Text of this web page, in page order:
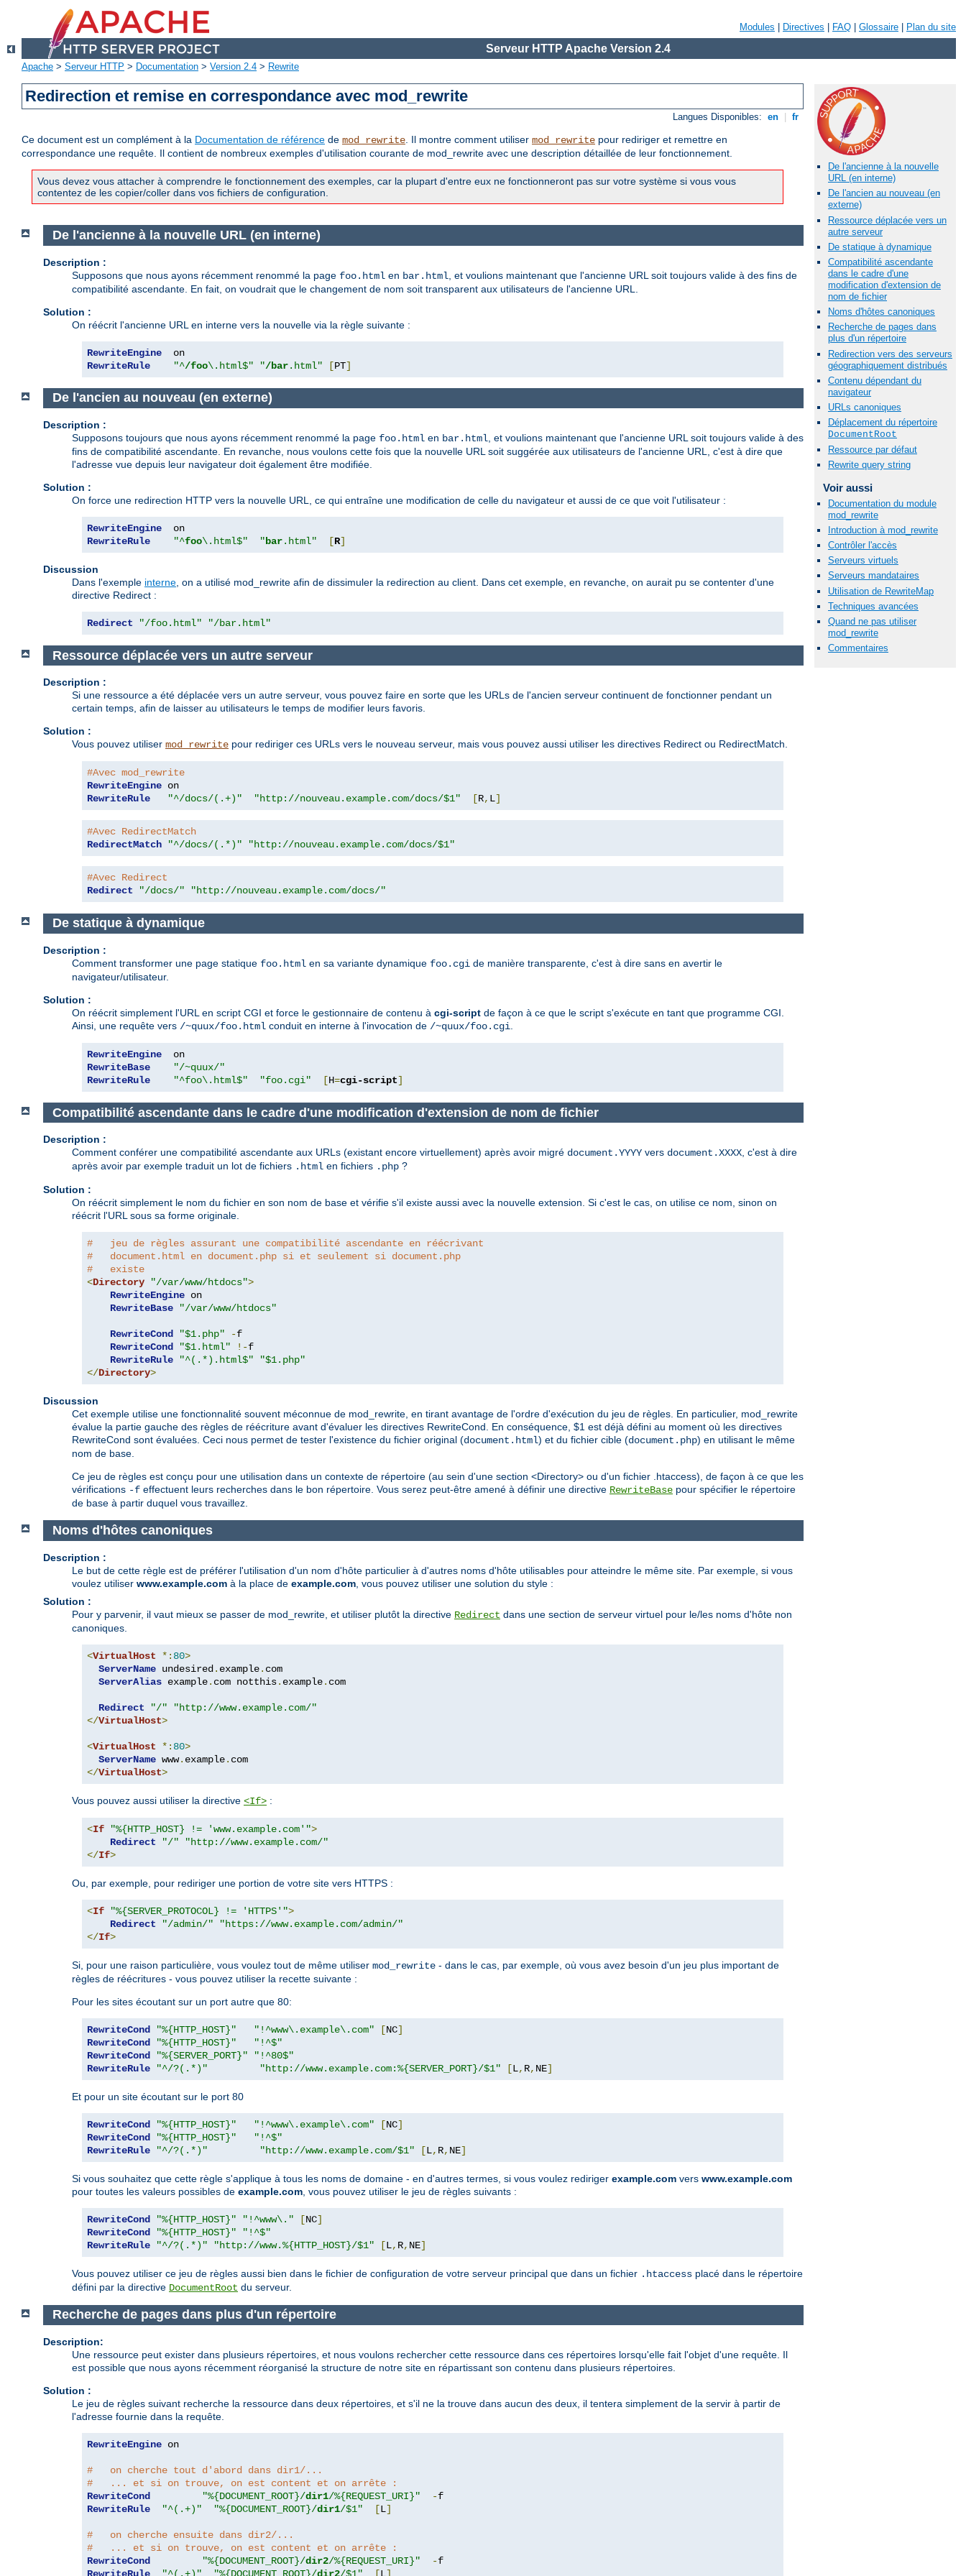
Modules Directives FAQ Glossaire Plan du site
Serveur HTTP Apache Version 2.4
Apache > Serveur HTTP > Documentation > Version 2.4 > Rewrite
Redirection et remise en correspondance avec mod_rewrite
Langues Disponibles: en fr
Ce document est un complément à la Documentation de référence de mod_rewrite. Il montre comment utiliser mod_rewrite pour rediriger et remettre en
correspondance une requête. Il contient de nombreux exemples d'utilisation courante de mod_rewrite avec une description détaillée de leur fonctionnement.
Vous devez vous attacher à comprendre le fonctionnement des exemples, car la plupart d'entre eux ne fonctionneront pas sur votre système si vous vous
contentez de les copier/coller dans vos fichiers de configuration.
De l'ancienne à la nouvelle
URL (en interne)
De l'ancien au nouveau (en
externe)
Ressource déplacée vers un
autre serveur
De statique à dynamique
Compatibilité ascendante
dans le cadre d'une
modification d'extension de
nom de fichier
Noms d'hôtes canoniques
Recherche de pages dans
plus d'un répertoire
Redirection vers des serveurs
géographiquement distribués
Contenu dépendant du
navigateur
URLs canoniques
Déplacement du répertoire
DocumentRoot
Ressource par défaut
Rewrite query string
Voir aussi
Documentation du module
mod_rewrite
Introduction à mod_rewrite
Contrôler l'accès
Serveurs virtuels
Serveurs mandataires
Utilisation de RewriteMap
Techniques avancées
Quand ne pas utiliser
mod_rewrite
Commentaires
De l'ancienne à la nouvelle URL (en interne)
Description :
Supposons que nous ayons récemment renommé la page foo.html en bar.html , et voulions maintenant que l'ancienne URL soit toujours valide à des fins de
compatibilité ascendante. En fait, on voudrait que le changement de nom soit transparent aux utilisateurs de l'ancienne URL.
Solution :
On réécrit l'ancienne URL en interne vers la nouvelle via la règle suivante :
RewriteEngine
RewriteRule
"^/foo\.html$" "/bar.html" [PT]
De l'ancien au nouveau (en externe)
Description :
Supposons toujours que nous ayons récemment renommé la page foo.html en bar.html , et voulions maintenant que l'ancienne URL soit toujours valide à des
fins de compatibilité ascendante. En revanche, nous voulons cette fois que la nouvelle URL soit suggérée aux utilisateurs de l'ancienne URL, c'est à dire que
l'adresse vue depuis leur navigateur doit également être modifiée.
Solution :
On force une redirection HTTP vers la nouvelle URL, ce qui entraîne une modification de celle du navigateur et aussi de ce que voit l'utilisateur :
RewriteEngine
RewriteRule
"^foo\.html$" "bar.html" [R]
Discussion
Dans l'exemple interne , on a utilisé mod_rewrite afin de dissimuler la redirection au client. Dans cet exemple, en revanche, on aurait pu se contenter d'une
directive Redirect :
Redirect "/foo.html" "/bar.html"
Ressource déplacée vers un autre serveur
Description :
Si une ressource a été déplacée vers un autre serveur, vous pouvez faire en sorte que les URLs de l'ancien serveur continuent de fonctionner pendant un
certain temps, afin de laisser au utilisateurs le temps de modifier leurs favoris.
Solution :
Vous pouvez utiliser mod_rewrite pour rediriger ces URLs vers le nouveau serveur, mais vous pouvez aussi utiliser les directives Redirect ou RedirectMatch.
#Avec mod_rewrite
RewriteEngine
RewriteRule
"^/docs/(.+)" "http://nouveau.example.com/docs/$1" [R, L]
#Avec RedirectMatch
RedirectMatch
"^/docs/(.*)" "http://nouveau.example.com/docs/$1"
#Avec Redirect
Redirect
"/docs/" "http://nouveau.example.com/docs/"
De statique à dynamique
Description :
Comment transformer une page statique foo.html en sa variante dynamique foo.cgi de manière transparente, c'est à dire sans en avertir le
navigateur/utilisateur.
Solution :
On réécrit simplement l'URL en script CGI et force le gestionnaire de contenu à cgi-script de façon à ce que le script s'exécute en tant que programme CGI.
Ainsi, une requête vers /~quux/foo.html conduit en interne à l'invocation de /~quux/foo.cgi
RewriteEngine
RewriteBase
"/~quux/"
RewriteRule
"^foo\.html$" "foo.cgi" [H=cgi-script]
Compatibilité ascendante dans le cadre d'une modification d'extension de nom de fichier
Description :
Comment conférer une compatibilité ascendante aux URLs (existant encore virtuellement) après avoir migré document.YYYY vers document.XXXX, c'est à dire
après avoir par exemple traduit un lot de fichiers .html en fichiers .php ?
Solution :
On réécrit simplement le nom du fichier en son nom de base et vérifie s'il existe aussi avec la nouvelle extension. Si c'est le cas, on utilise ce nom, sinon on
réécrit l'URL sous sa forme originale.
#   jeu de règles assurant une compatibilité ascendante en réécrivant
#   document.html en document.php si et seulement si document.php
#   existe
<Directory "/var/www/htdocs">
RewriteEngine on
RewriteBase
"/var/www/htdocs"
RewriteCond "$1.php" -f
RewriteCond
"$1.html" !-f
RewriteRule
"^(.*).html$"
"$1.php"
</Directory>
Discussion
Cet exemple utilise une fonctionnalité souvent méconnue de mod_rewrite, en tirant avantage de l'ordre d'exécution du jeu de règles. En particulier, mod_rewrite
évalue la partie gauche des règles de réécriture avant d'évaluer les directives RewriteCond. En conséquence, $1 est déjà défini au moment où les directives
RewriteCond sont évaluées. Ceci nous permet de tester l'existence du fichier original (document.html) et du fichier cible (document.php) en utilisant le même
nom de base.
Ce jeu de règles est conçu pour une utilisation dans un contexte de répertoire (au sein d'une section <Directory> ou d'un fichier .htaccess), de façon à ce que les
vérifications -f effectuent leurs recherches dans le bon répertoire. Vous serez peut-être amené à définir une directive RewriteBase pour spécifier le répertoire
de base à partir duquel vous travaillez.
Noms d'hôtes canoniques
Description :
Le but de cette règle est de préférer l'utilisation d'un nom d'hôte particulier à d'autres noms d'hôte utilisables pour atteindre le même site. Par exemple, si vous
voulez utiliser www.example.com à la place de example.com , vous pouvez utiliser une solution du style :
Solution :
Pour y parvenir, il vaut mieux se passer de mod_rewrite, et utiliser plutôt la directive Redirect dans une section de serveur virtuel pour le/les noms d'hôte non
canoniques.
<VirtualHost *: 80>
ServerName undesired . example. com
ServerAlias example. com notthis. example. com
Redirect "/"
"http://www.example.com/"
</VirtualHost>
<VirtualHost *: 80>
ServerName www. example.
</VirtualHost>
Vous pouvez aussi utiliser la directive <If> :
<If "%{HTTP_HOST} != 'www.example.com'">
Redirect
"/"
"http://www.example.com/"
</If>
Ou, par exemple, pour rediriger une portion de votre site vers HTTPS :
<If "%{SERVER_PROTOCOL} != 'HTTPS'">
Redirect
"/admin/"
"https://www.example.com/admin/"
</If>
Si, pour une raison particulière, vous voulez tout de même utiliser mod_rewrite - dans le cas, par exemple, où vous avez besoin d'un jeu plus important de
règles de réécritures - vous pouvez utiliser la recette suivante :
Pour les sites écoutant sur un port autre que 80:
RewriteCond "%{HTTP_HOST}" "!^www\.example\.com" [NC]
RewriteCond
"%{HTTP_HOST}"
"!^$"
RewriteCond
"%{SERVER_PORT}"
"!^80$"
RewriteRule
"^/?(.*)" "http://www.example.com:%{SERVER_PORT}/$1" [L, R, NE]
Et pour un site écoutant sur le port 80
RewriteCond "%{HTTP_HOST}" "!^www\.example\.com" [NC]
RewriteCond
"%{HTTP_HOST}"
"!^$"
RewriteRule
"^/?(.*)" "http://www.example.com/$1" [L, R, NE]
Si vous souhaitez que cette règle s'applique à tous les noms de domaine - en d'autres termes, si vous voulez rediriger example.com vers www.example.com
pour toutes les valeurs possibles de example.com , vous pouvez utiliser le jeu de règles suivants :
RewriteCond "%{HTTP_HOST}" "!^www\." [NC]
RewriteCond
"%{HTTP_HOST}"
"!^$"
RewriteRule
"^/?(.*)" "http://www.%{HTTP_HOST}/$1" [L, R, NE]
Vous pouvez utiliser ce jeu de règles aussi bien dans le fichier de configuration de votre serveur principal que dans un fichier .htaccess placé dans le répertoire
défini par la directive DocumentRoot du serveur.
Recherche de pages dans plus d'un répertoire
Description:
Une ressource peut exister dans plusieurs répertoires, et nous voulons rechercher cette ressource dans ces répertoires lorsqu'elle fait l'objet d'une requête. Il
est possible que nous ayons récemment réorganisé la structure de notre site en répartissant son contenu dans plusieurs répertoires.
Solution :
Le jeu de règles suivant recherche la ressource dans deux répertoires, et s'il ne la trouve dans aucun des deux, il tentera simplement de la servir à partir de
l'adresse fournie dans la requête.
RewriteEngine on
#   on cherche tout d'abord dans dir1/...
#   ... et si on trouve, on est content et on arrête :
RewriteCond
"%{DOCUMENT_ROOT}/dir1/%{REQUEST_URI}" -
RewriteRule
"^(.+)" "%{DOCUMENT_ROOT}/dir1/$1" [L]
#   on cherche ensuite dans dir2/...
#   ... et si on trouve, on est content et on arrête :
RewriteCond
"%{DOCUMENT_ROOT}/dir2/%{REQUEST_URI}" -